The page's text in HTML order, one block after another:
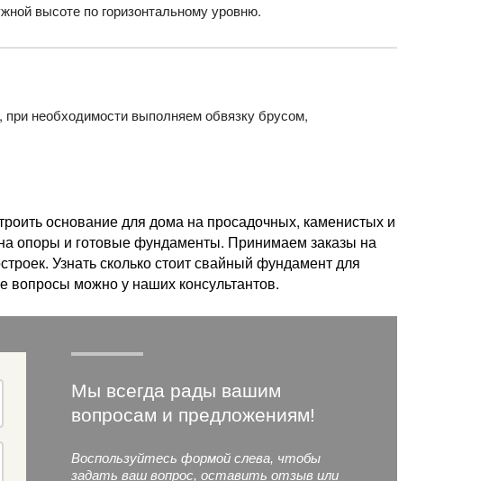
высоте по горизонтальному уровню.
при необходимости выполняем обвязку брусом,
основание для дома на просадочных, каменистых и
опоры и готовые фундаменты. Принимаем заказы на
Узнать сколько стоит свайный фундамент для
вопросы можно у наших консультантов.
Мы всегда рады вашим
вопросам и предложениям!
Воспользуйтесь формой слева, чтобы
задать ваш вопрос, оставить отзыв или